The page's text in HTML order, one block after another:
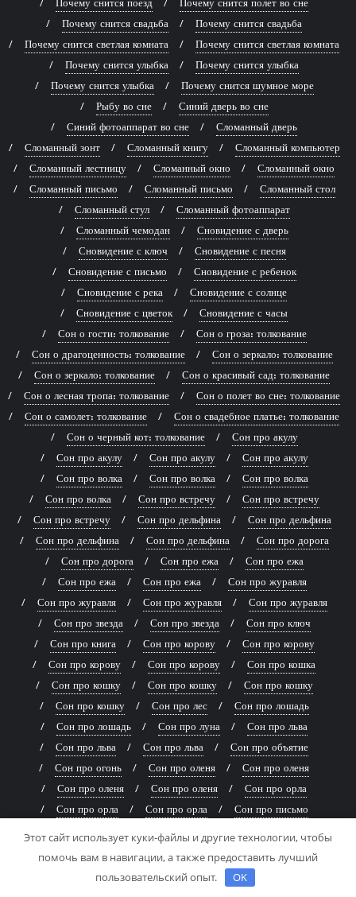
Почему снится свадьба
Почему снится свадьба
Почему снится светлая комната
Почему снится светлая комната
Почему снится улыбка
Почему снится улыбка
Почему снится улыбка
Почему снится шумное море
Рыбу во сне
Синий дверь во сне
Синий фотоаппарат во сне
Сломанный дверь
Сломанный зонт
Сломанный книгу
Сломанный компьютер
Сломанный лестницу
Сломанный окно
Сломанный окно
Сломанный письмо
Сломанный письмо
Сломанный стол
Сломанный стул
Сломанный фотоаппарат
Сломанный чемодан
Сновидение с дверь
Сновидение с ключ
Сновидение с песня
Сновидение с письмо
Сновидение с ребенок
Сновидение с река
Сновидение с солнце
Сновидение с цветок
Сновидение с часы
Сон о гости: толкование
Сон о гроза: толкование
Сон о драгоценность: толкование
Сон о зеркало: толкование
Сон о зеркало: толкование
Сон о красивый сад: толкование
Сон о лесная тропа: толкование
Сон о полет во сне: толкование
Сон о самолет: толкование
Сон о свадебное платье: толкование
Сон о черный кот: толкование
Сон про акулу
Сон про акулу
Сон про акулу
Сон про акулу
Сон про волка
Сон про волка
Сон про волка
Сон про волка
Сон про встречу
Сон про встречу
Сон про встречу
Сон про дельфина
Сон про дельфина
Сон про дельфина
Сон про дельфина
Сон про дорога
Сон про дорога
Сон про ежа
Сон про ежа
Сон про ежа
Сон про ежа
Сон про журавля
Сон про журавля
Сон про журавля
Сон про журавля
Сон про звезда
Сон про звезда
Сон про ключ
Сон про книга
Сон про корову
Сон про корову
Сон про корову
Сон про корову
Сон про кошка
Сон про кошку
Сон про кошку
Сон про кошку
Сон про кошку
Сон про лес
Сон про лошадь
Сон про лошадь
Сон про луна
Сон про льва
Сон про льва
Сон про льва
Сон про объятие
Сон про огонь
Сон про оленя
Сон про оленя
Сон про оленя
Сон про оленя
Сон про орла
Сон про орла
Сон про орла
Сон про письмо
Сон про расставание
Сон про рождение ребёнка
Этот сайт использует куки-файлы и другие технологии, чтобы
помочь вам в навигации, а также предоставить лучший
пользовательский опыт.
OK